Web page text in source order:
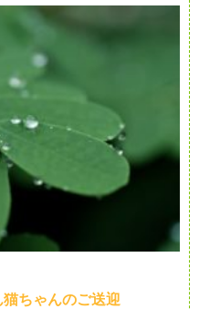
ちゃんのご送迎